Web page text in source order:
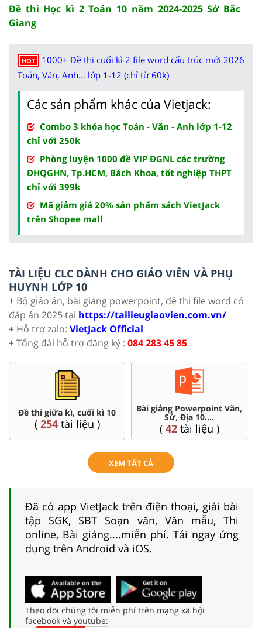
Đề thi Học kì 2 Toán 10 năm 2024-2025 Sở Bắc
Giang
HOT
1000+ Đề thi cuối kì 2 file word cấu trúc mới 2026
Toán, Văn, Anh... lớp 1-12 (chỉ từ 60k)
Các sản phẩm khác của Vietjack:
Combo 3 khóa học Toán - Văn - Anh lớp 1-12
chỉ với 250k
Phòng luyện 1000 đề VIP ĐGNL các trường
ĐHQGHN, Tp.HCM, Bách Khoa, tốt nghiệp THPT
chỉ với 399k
Mã giảm giá 20% sản phẩm sách VietJack
trên Shopee mall
TÀI LIỆU CLC DÀNH CHO GIÁO VIÊN VÀ PHỤ
HUYNH LỚP 10
+ Bộ giáo án, bài giảng powerpoint, đề thi file word có
đáp án 2025 tại https://tailieugiaovien.com.vn/
+ Hỗ trợ zalo: VietJack Official
+ Tổng đài hỗ trợ đăng ký : 084 283 45 85
Đề thi giữa kì, cuối kì 10
( 254tài liệu )
Bài giảng Powerpoint Văn,
Sử, Địa 10....
( 42tài liệu )
XEM TẤT CẢ
Đã có app VietJack trên điện thoại, giải bài
tập SGK, SBT Soạn văn, Văn mẫu, Thi
online, Bài giảng....miễn phí. Tải ngay ứng
dụng trên Android và iOS.
Theo dõi chúng tôi miễn phí trên mạng xã hội
facebook và youtube: